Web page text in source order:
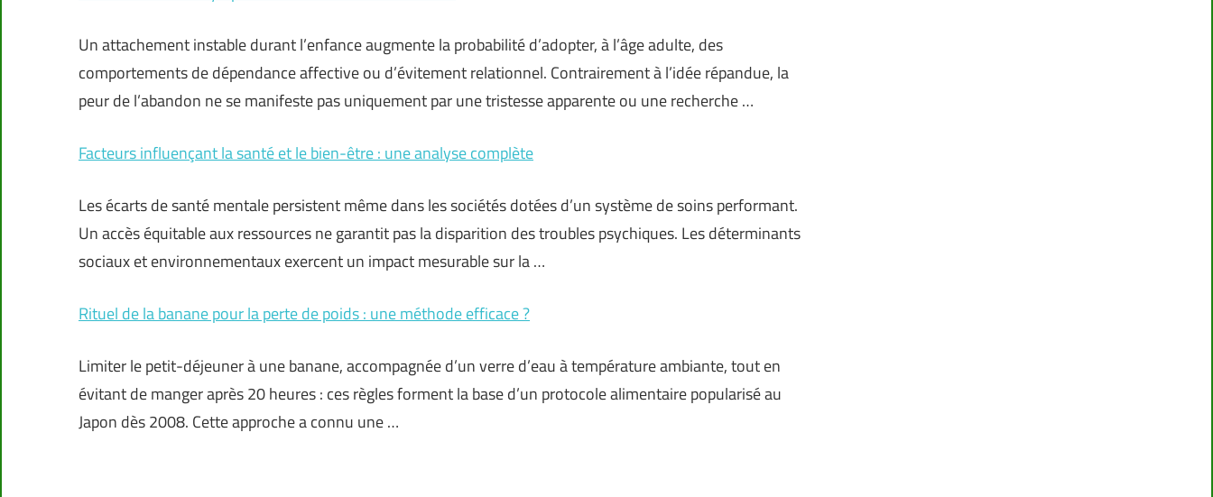
Un attachement instable durant l’enfance augmente la probabilité d’adopter, à l’âge adulte, des
comportements de dépendance affective ou d’évitement relationnel. Contrairement à l’idée répandue, la
peur de l’abandon ne se manifeste pas uniquement par une tristesse apparente ou une recherche …
Facteurs influençant la santé et le bien-être : une analyse complète
Les écarts de santé mentale persistent même dans les sociétés dotées d’un système de soins performant.
Un accès équitable aux ressources ne garantit pas la disparition des troubles psychiques. Les déterminants
sociaux et environnementaux exercent un impact mesurable sur la …
Rituel de la banane pour la perte de poids : une méthode efficace ?
Limiter le petit-déjeuner à une banane, accompagnée d’un verre d’eau à température ambiante, tout en
évitant de manger après 20 heures : ces règles forment la base d’un protocole alimentaire popularisé au
Japon dès 2008. Cette approche a connu une …